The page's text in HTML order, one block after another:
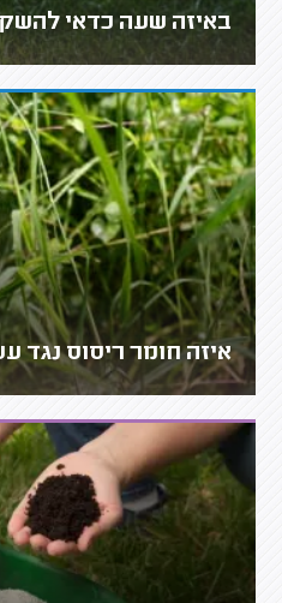
באיזה שעה כדאי
איזה חומר ריסוס נגד